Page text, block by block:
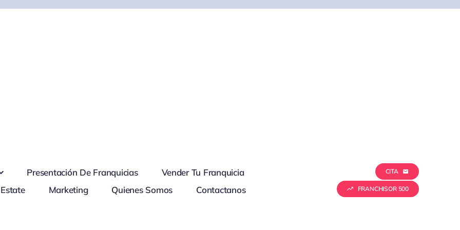
Presentación De Franquicias
Vender Tu Franquicia
Marketing Quienes Somos Contactanos
CITA
FRANCHISOR 500